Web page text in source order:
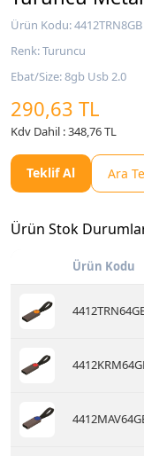
Ürün Kodu: 4412TRN8GB
Renk: Turuncu
Ebat/Size: 8gb Usb 2.0
290,63 TL
Kdv Dahil : 348,76 TL
Teklif Al Ara
Ürün Stok
Ürün Kodu